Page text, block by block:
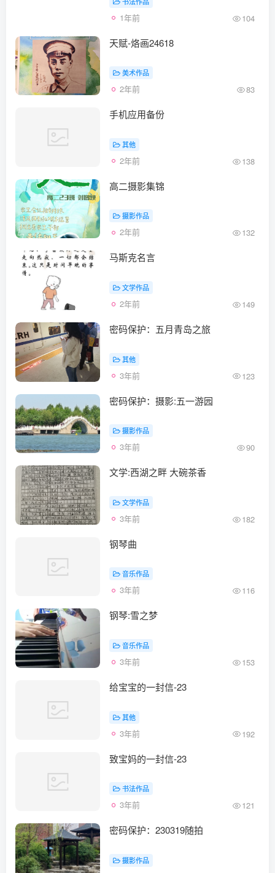
1年前 104
天赋-烙画24618
美术作品
2年前 83
手机应用备份
其他
2年前 138
高二摄影集锦
摄影作品
2年前 132
马斯克名言
文学作品
2年前 149
密码保护：五月青岛之旅
其他
3年前 123
密码保护：摄影:五一游园
摄影作品
3年前 90
文学:西湖之畔 大碗茶香
文学作品
3年前 182
钢琴曲
音乐作品
3年前 116
钢琴:雪之梦
音乐作品
3年前 153
给宝宝的一封信-23
其他
3年前 192
致宝妈的一封信-23
书法作品
3年前 121
密码保护：230319随拍
摄影作品